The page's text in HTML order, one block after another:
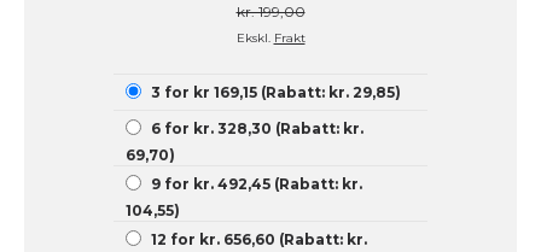
kr. 199,00
Ekskl. Frakt
3 for kr 169,15 (Rabatt: kr. 29,85)
6 for kr. 328,30 (Rabatt: kr.
69,70)
9 for kr. 492,45 (Rabatt: kr.
104,55)
12 for kr. 656,60 (Rabatt: kr.